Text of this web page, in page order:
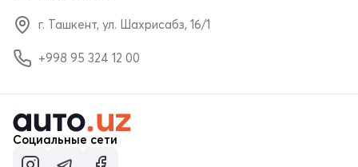
г. Ташкент, ул. Шахрисабз, 16/1
+998 95 324 12 00
Социальные сети